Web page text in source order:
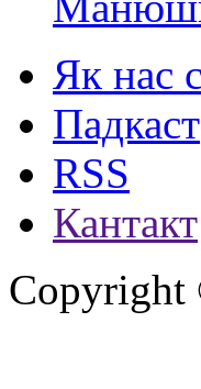
Як нас
Падкаст
RSS
Кантакт
Copyright